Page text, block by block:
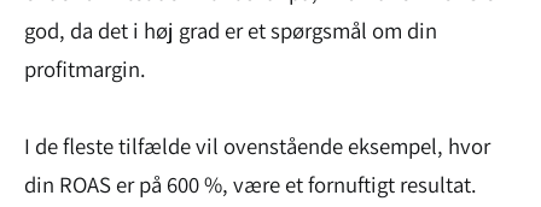
god, da det i høj grad er et spørgsmål om din
profitmargin.
I de fleste tilfælde vil ovenstående eksempel, hvor
din ROAS er på 600 %, være et fornuftigt resultat.